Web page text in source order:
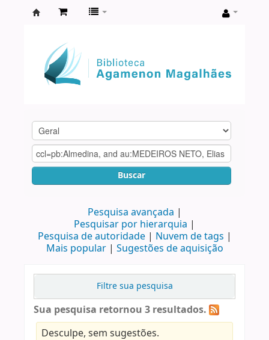
Agamenon
Magalhães
Buscar
Pesquisa avançada
Pesquisar por hierarquia
Pesquisa de autoridade
Nuvem de tags
Mais popular
Sugestões de aquisição
Filtre sua pesquisa
Sua pesquisa retornou 3 resultados.
Desculpe, sem sugestões.